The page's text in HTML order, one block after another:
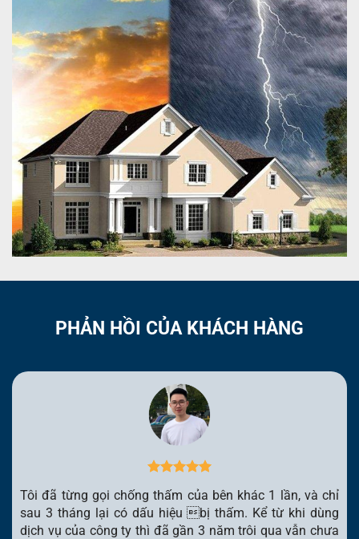
PHẢN HỒI CỦA KHÁCH HÀNG
Tôi đã từng gọi chống thấm của bên khác 1 lần, và chỉ
sau 3 tháng lại có dấu hiệu bị thấm. Kể từ khi dùng
dịch vụ của công ty thì đã gần 3 năm trôi qua vẫn chưa